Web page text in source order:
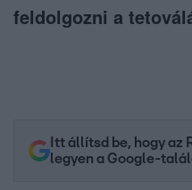
feldolgozni a
Itt állítsd be, hogy az
legyen a Google-